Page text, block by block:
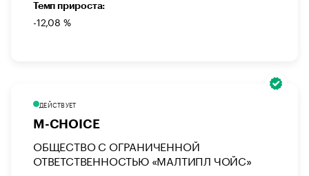
Темп прироста:
-12,08 %
ДЕЙСТВУЕТ
M-CHOICE
ОБЩЕСТВО С ОГРАНИЧЕННОЙ
ОТВЕТСТВЕННОСТЬЮ «МАЛТИПЛ ЧОЙС»